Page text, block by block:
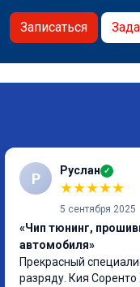
Записаться
Р Руслан ✓
★★★★★
5 сентября 2025
«Чип тюнинг,
автомобиля»
Прекрасный
разряду. Кия Соренто